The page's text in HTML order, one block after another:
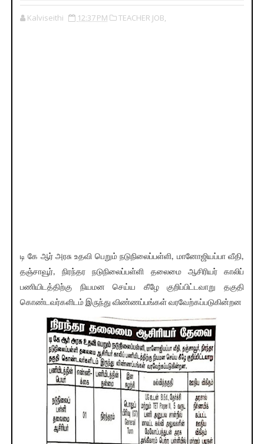
Kalviseithi 12:37 PM TEACHER JOB,
டி கே ஆர் அரசு உதவி பெறும் நடுநிலைப்பள்ளி, மானோஜியப்பா வீதி,
தஞ்சாவூர், நிரந்தர நடுநிலைப்பள்ளி தலைமை ஆசிரியர் காலிப்
பணியிடத்திற்கு நியமன செய்ய கீழே குறிப்பிட்டவாறு தகுதி
கொண்டவர்களிடம் இருந்து விண்ணப்பங்கள் வரவேற்கப்படுகின்றன